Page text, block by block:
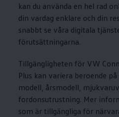
kan du använda en hel rad
din vardag enklare och din
snabbt se våra digitala
förutsättningarna.
Tillgängligheten för VW
Plus kan variera beroende
modell, årsmodell,
fordonsutrustning. Mer
som är tillgängliga för